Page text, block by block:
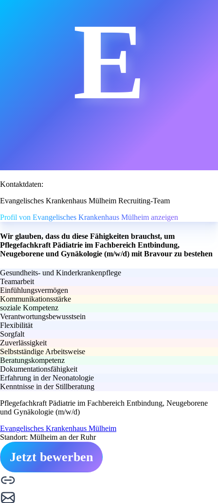
E
Kontaktdaten:
Evangelisches Krankenhaus Mülheim Recruiting-Team
Profil von Evangelisches Krankenhaus Mülheim anzeigen
Wir glauben, dass du diese Fähigkeiten brauchst, um
Pflegefachkraft Pädiatrie im Fachbereich Entbindung,
Neugeborene und Gynäkologie (m/w/d) mit Bravour zu bestehen
Gesundheits- und Kinderkrankenpflege
Teamarbeit
Einfühlungsvermögen
Kommunikationsstärke
soziale Kompetenz
Verantwortungsbewusstsein
Flexibilität
Sorgfalt
Zuverlässigkeit
Selbstständige Arbeitsweise
Beratungskompetenz
Dokumentationsfähigkeit
Erfahrung in der Neonatologie
Kenntnisse in der Stillberatung
Pflegefachkraft Pädiatrie im Fachbereich Entbindung, Neugeborene
und Gynäkologie (m/w/d)
Evangelisches Krankenhaus Mülheim
Standort: Mülheim an der Ruhr
Jetzt bewerben